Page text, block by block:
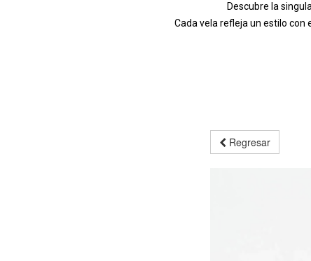
Descubre la
Cada vela refleja un estilo con
Regresar